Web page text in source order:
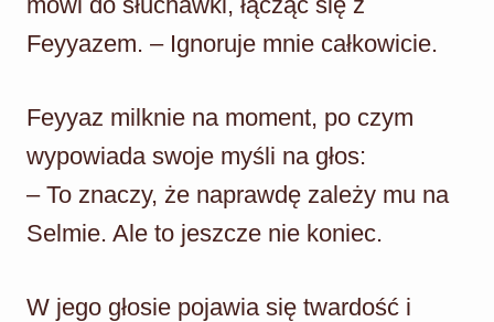
Feyyazem. – Ignoruje mnie całkowicie.
Feyyaz milknie na moment, po czym
wypowiada swoje myśli na głos:
– To znaczy, że naprawdę zależy mu na
Selmie. Ale to jeszcze nie koniec.
W jego głosie pojawia się twardość i